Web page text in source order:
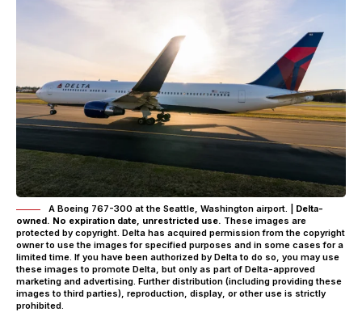
A Boeing 767-300 at the Seattle, Washington airport. | Delta-
owned. No expiration date, unrestricted use. These images are
protected by copyright. Delta has acquired permission from the copyright
owner to use the images for specified purposes and in some cases for a
limited time. If you have been authorized by Delta to do so, you may use
these images to promote Delta, but only as part of Delta-approved
marketing and advertising. Further distribution (including providing these
images to third parties), reproduction, display, or other use is strictly
prohibited.